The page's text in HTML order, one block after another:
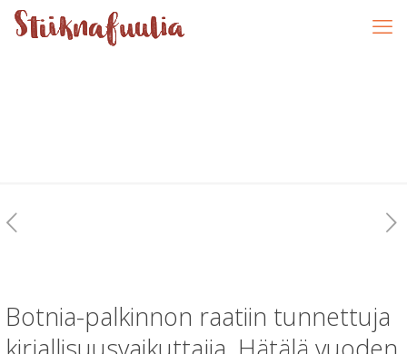
Botnia-palkinnon raatiin tunnettuja